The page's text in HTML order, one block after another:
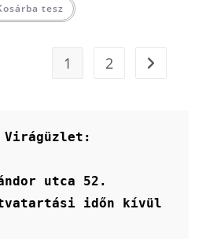
tesz a
1 2
Virágüzlet:
utca 52.
időn kívül